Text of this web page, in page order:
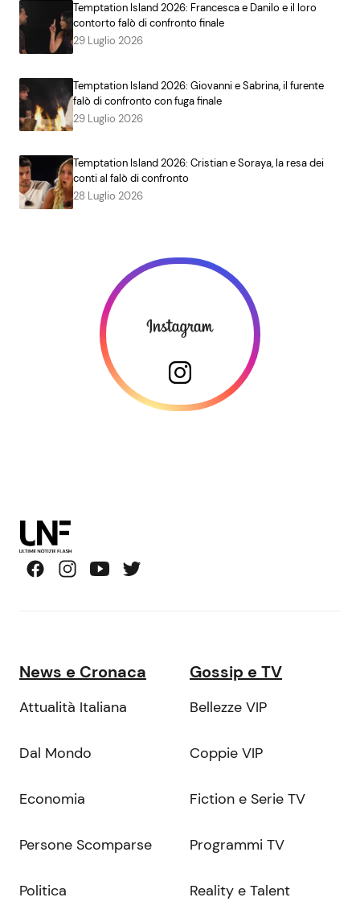
Temptation Island 2026: Francesca e Danilo e il loro
contorto falò di confronto finale
29 Luglio 2026
Temptation Island 2026: Giovanni e Sabrina, il furente
falò di confronto con fuga finale
29 Luglio 2026
Temptation Island 2026: Cristian e Soraya, la resa dei
conti al falò di confronto
28 Luglio 2026
News e Cronaca
Attualità Italiana
Dal Mondo
Economia
Persone Scomparse
Politica
Gossip e TV
Bellezze VIP
Coppie VIP
Fiction e Serie TV
Programmi TV
Reality e Talent